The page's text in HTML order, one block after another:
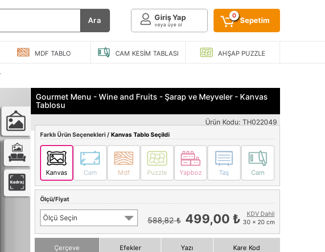
Ara Giriş Yap
veya üye ol
0
Sepetim
MDF TABLO CAM KESIM TABLASI AHŞAPPUZZLE
Gourmet Menu - Wine and Fruits - Şarap ve Meyveler - Kanvas
Tablosu
Ürün Kodu: TH022049
Farklı Ürün Seçenekleri / Kanvas Tablo Seçildi
Kanvas Cam Mdf Puzzle Yapboz Taş Cam
Ölçü/Fiyat
Ölçü Seçin 588,82 ₺ 499,00 ₺
KDV Dahil
30 x 20 cm
Çerçeve Efekler Yazı Kare Kod